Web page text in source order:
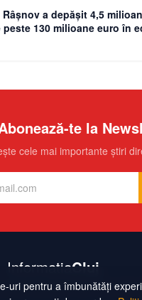
Râșnov a depășit 4,5
peste 130 milioane euro în
te la
cele mai importante știri
Publicitate Politică de
uri pentru a îmbunătăți